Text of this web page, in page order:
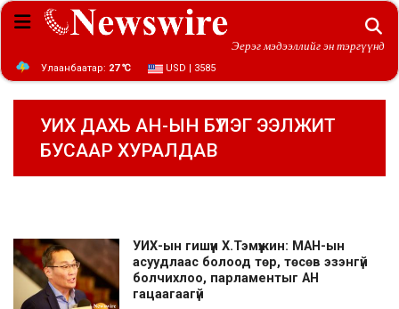
Эерэг мэдээллийг эн тэргүүнд
Улаанбаатар: 27 ℃ USD | 3585
УИХ ДАХЬ АН-ЫН БҮЛЭГ ЭЭЛЖИТ
БУСААР ХУРАЛДАВ
УИХ-ын гишүүн Х.Тэмүүжин: МАН-ын
асуудлаас болоод төр, төсөв эзэнгүй
болчихлоо, парламентыг АН
гацаагаагүй